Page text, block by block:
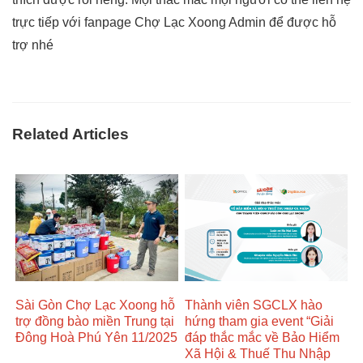
trực tiếp với fanpage Chợ Lạc Xoong Admin để được hỗ
trợ nhé
Related Articles
Sài Gòn Chợ Lạc Xoong hỗ
trợ đồng bào miền Trung tại
Đông Hoà Phú Yên 11/2025
Thành viên SGCLX hào
hứng tham gia event “Giải
đáp thắc mắc về Bảo Hiểm
Xã Hội & Thuế Thu Nhập